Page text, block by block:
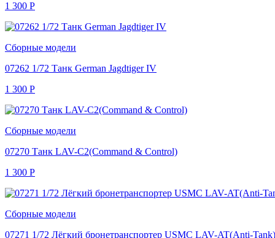
1 300 Р
Сборные модели
07262 1/72 Танк German Jagdtiger IV
1 300 Р
Сборные модели
07270 Танк LAV-C2(Command & Control)
1 300 Р
Сборные модели
07271 1/72 Лёгкий бронетранспортер USMC LAV-AT(Anti-Tank)